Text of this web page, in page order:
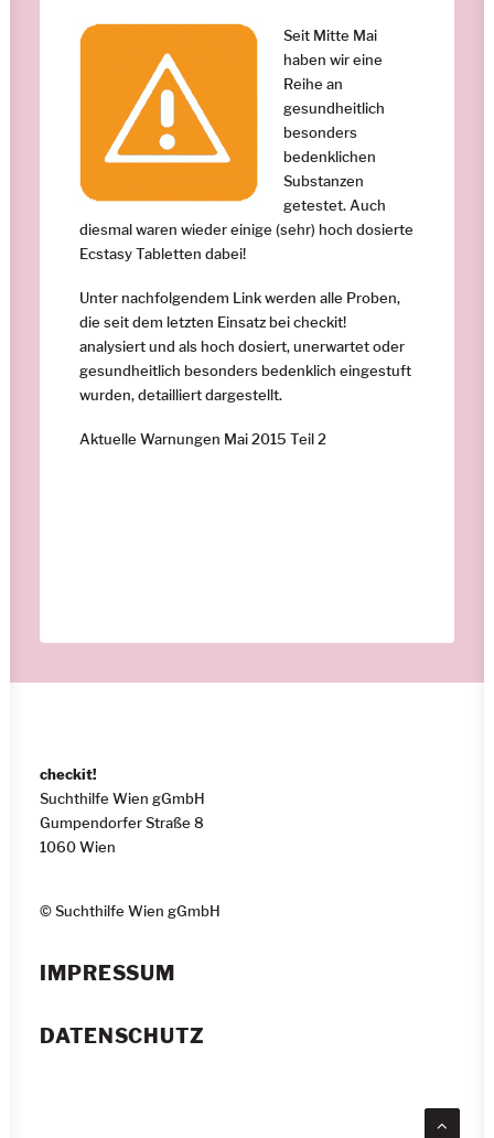
Seit Mitte Mai
haben wir eine
Reihe an
gesundheitlich
besonders
bedenklichen
Substanzen
getestet. Auch
diesmal waren wieder einige (sehr) hoch dosierte
Ecstasy Tabletten dabei!
Unter nachfolgendem Link werden alle Proben,
die seit dem letzten Einsatz bei checkit!
analysiert und als hoch dosiert, unerwartet oder
gesundheitlich besonders bedenklich eingestuft
wurden, detailliert dargestellt.
Aktuelle Warnungen Mai 2015 Teil 2
checkit!
Suchthilfe Wien gGmbH
Gumpendorfer Straße 8
1060 Wien
© Suchthilfe Wien gGmbH
IMPRESSUM
DATENSCHUTZ